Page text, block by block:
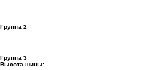
Группа 2
Группа 3
Высота шины: